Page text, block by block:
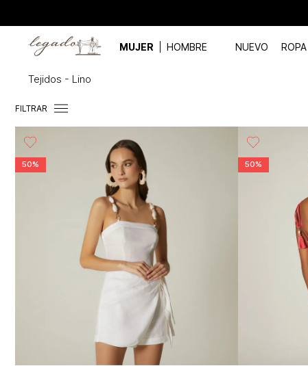
MUJER HOMBRE NUEVO ROPA
Tejidos - Lino
FILTRAR
50% 50%